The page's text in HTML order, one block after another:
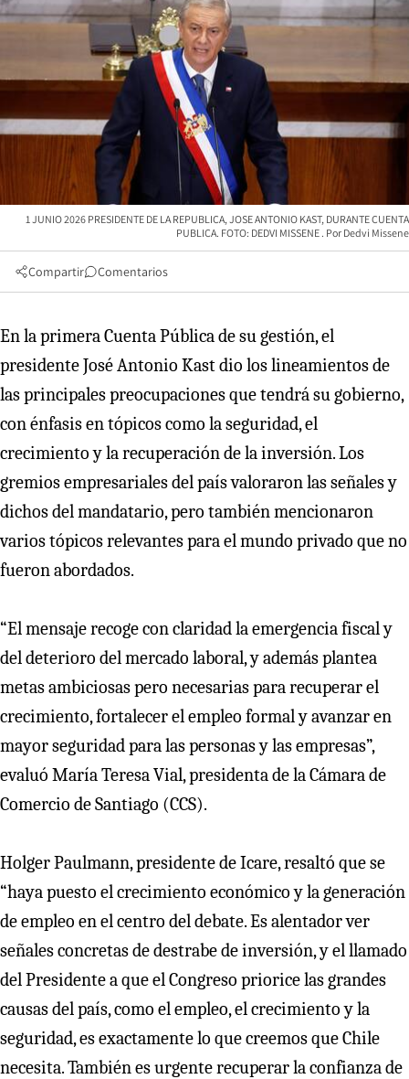
1 JUNIO 2026 PRESIDENTE DE LA REPUBLICA, JOSE ANTONIO KAST, DURANTE CUENTA
PUBLICA. FOTO: DEDVI MISSENE
Dedvi Missene
Compartir Comentarios
En la primera Cuenta Pública de su gestión, el
presidente José Antonio Kast dio los lineamientos de
las principales preocupaciones que tendrá su gobierno,
con énfasis en tópicos como la seguridad, el
crecimiento y la recuperación de la inversión. Los
gremios empresariales del país valoraron las señales y
dichos del mandatario, pero también mencionaron
varios tópicos relevantes para el mundo privado que no
fueron abordados.
“El mensaje recoge con claridad la emergencia fiscal y
del deterioro del mercado laboral, y además plantea
metas ambiciosas pero necesarias para recuperar el
crecimiento, fortalecer el empleo formal y avanzar en
mayor seguridad para las personas y las empresas”,
evaluó María Teresa Vial, presidenta de la Cámara de
Comercio de Santiago (CCS).
Holger Paulmann, presidente de Icare, resaltó que se
“haya puesto el crecimiento económico y la generación
de empleo en el centro del debate. Es alentador ver
señales concretas de destrabe de inversión, y el llamado
del Presidente a que el Congreso priorice las grandes
causas del país, como el empleo, el crecimiento y la
seguridad, es exactamente lo que creemos que Chile
necesita. También es urgente recuperar la confianza de